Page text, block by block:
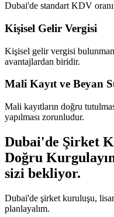
Dubai'de standart KDV
Kişisel Gelir Vergisi
Kişisel gelir vergisi
avantajlardan biridir.
Mali Kayıt ve Beyan
Mali kayıtların doğru
yapılması zorunludur.
Dubai'de Şirket
Doğru
sizi bekliyor.
Dubai'de şirket kuruluşu,
planlayalım.